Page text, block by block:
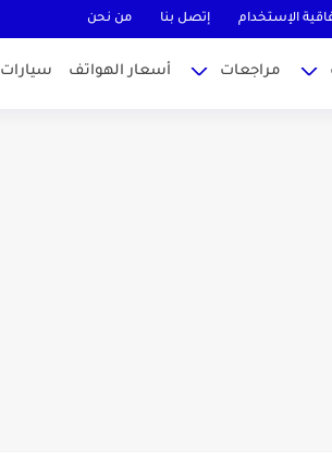
الإستخدام إتصل بنا من نحن
مراجعات أسعار الهواتف سيارات